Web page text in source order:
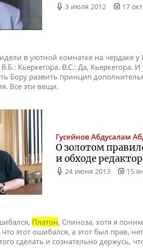
3 июля 2012 17
в уютной комнатке на чердаке
В.Б.: Кьеркегора. В.С.: Да, Кьеркегора.
Бору развить принцип
Все эти вещи.
Гусейнов Абдусалам
О золотом
и обходе
24 июня 2013 15
Платон, Спиноза, хотя я
что этот ошибался, а этот был прав,
сделать и сознательно держусь,